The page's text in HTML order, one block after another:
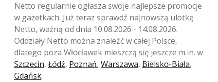
Netto regularnie ogłasza swoje najlepsze promocje
w gazetkach. Już teraz sprawdź najnowszą ulotkę
Netto, ważną od dnia 10.08.2026 - 14.08.2026.
Oddziały Netto można znaleźć w całej Polsce,
dlatego poza Włocławek mieszczą się jeszcze m.in. w
Szczecin, Łódź, Poznań, Warszawa, Bielsko-Biała,
Gdańsk.